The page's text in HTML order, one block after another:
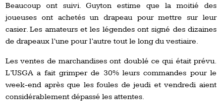
Beaucoup ont suivi. Guyton estime que la moitié des
joueuses ont achetés un drapeau pour mettre sur leur
casier. Les amateurs et les légendes ont signé des dizaines
de drapeaux l’une pour l’autre tout le long du vestiaire.
Les ventes de marchandises ont doublé ce qui était prévu.
L’USGA a fait grimper de 30% leurs commandes pour le
week-end après que les foules de jeudi et vendredi aient
considérablement dépassé les attentes.